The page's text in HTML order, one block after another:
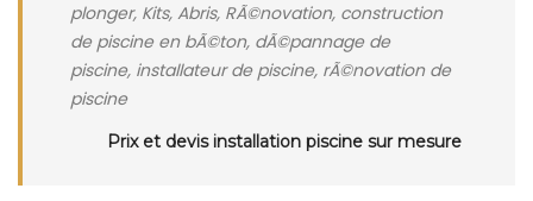
plonger, Kits, Abris, RÃ©novation, construction
de piscine en bÃ©ton, dÃ©pannage de
piscine, installateur de piscine, rÃ©novation de
piscine
Prix et devis installation piscine sur mesure